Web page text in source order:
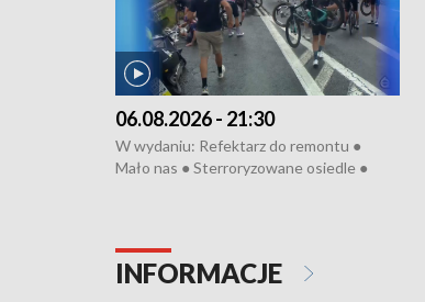
06.08.2026 - 21:30
W wydaniu: Refektarz do remontu ●
Mało nas ● Sterroryzowane osiedle ●
Pologne
INFORMACJE